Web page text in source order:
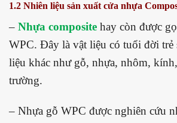
1.2 Nhiên liệu sản xuất cửa nhựa
– Nhựa composite hay còn được
WPC. Đây là vật liệu có tuổi đời trẻ
liệu khác như gỗ, nhựa, nhôm,
trường.
– Nhựa gỗ WPC được nghiên cứu